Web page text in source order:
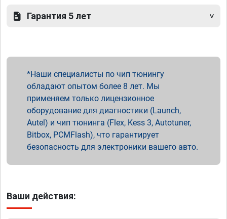
Гарантия 5 лет
Наши специалисты по чип тюнингу
обладают опытом более 8 лет. Мы
применяем только лицензионное
оборудование для диагностики (Launch,
Autel) и чип тюнинга (Flex, Kess 3, Autotuner,
Bitbox, PCMFlash), что гарантирует
безопасность для электроники вашего авто.
Ваши действия: